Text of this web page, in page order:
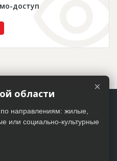
доступ
×
области
направлениям: жилые,
или социально-культурные